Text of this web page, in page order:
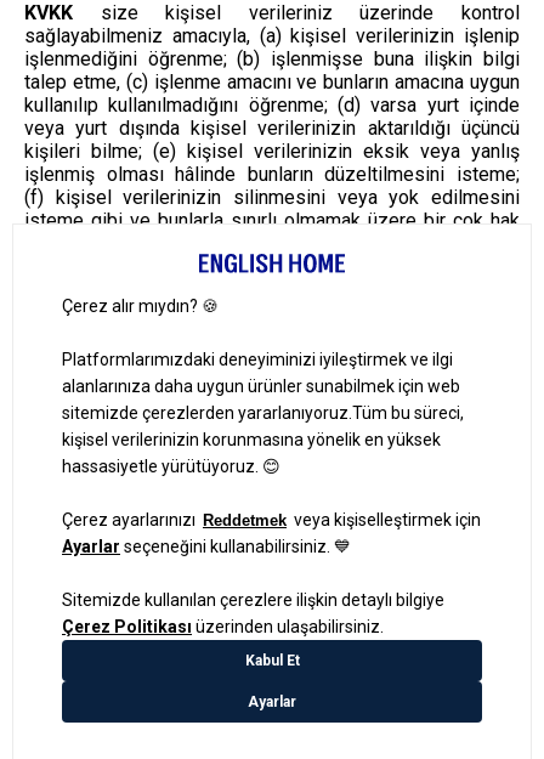
KVKK size kişisel verileriniz üzerinde kontrol
sağlayabilmeniz amacıyla, (a) kişisel verilerinizin işlenip
işlenmediğini öğrenme; (b) işlenmişse buna ilişkin bilgi
talep etme, (c) işlenme amacını ve bunların amacına uygun
kullanılıp kullanılmadığını öğrenme; (d) varsa yurt içinde
veya yurt dışında kişisel verilerinizin aktarıldığı üçüncü
kişileri bilme; (e) kişisel verilerinizin eksik veya yanlış
işlenmiş olması hâlinde bunların düzeltilmesini isteme;
(f)
kişisel verilerinizin silinmesini veya yok edilmesini
isteme gibi ve bunlarla sınırlı olmamak üzere bir çok hak
’nın 11. maddesinde bulabilirsiniz.
Belirtilen haklarınızı kullanmak isterseniz taleplerinizi bize
yazılı olarak (örneğinihtarname veya iadeli taahhütlü
mektup vasıtasıyla)veya kayıtlı elektronik posta (KEP)
daha önce bildirdiğiniz ve sistemimizdekayıtlı
bulunan elektronik posta adresinizi kullanmak suretiyle
iletebilirsiniz.
Teyit etmenizi rica ederiz.
Yer verdiğimiz metin, Kişisel Verileri Koruma Kurulunca kullanılan
metinlerden alıntılanmıştır.
Şirketimizin talep etmesi halinde ve tavsiye ettiğimiz üzere, bu kısımda